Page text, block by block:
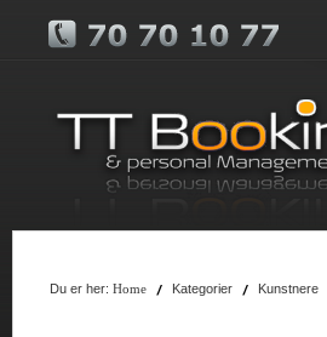
Du er her: Home Kategorier Kunstnere